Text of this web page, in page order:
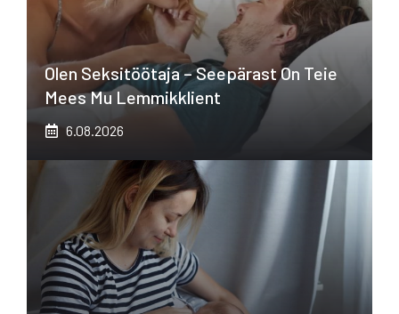
Olen Seksitöötaja – Seepärast On Teie
Mees Mu Lemmikklient
6.08.2026